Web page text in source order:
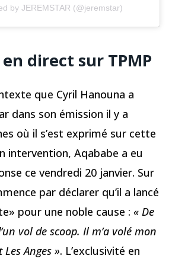
by JEREMSTAR (@jeremstar)
direct sur TPMP
que Cyril Hanouna a
dans son émission il y a
où il s’est exprimé sur cette
intervention, Aqababe a eu
ce vendredi 20 janvier. Sur
par déclarer qu’il a lancé
pour une noble cause : « De
vol de scoop. Il m’a volé mon
Anges ». L’exclusivité en